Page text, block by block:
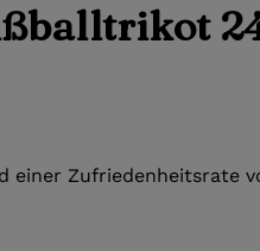
einer Zufriedenheitsrate